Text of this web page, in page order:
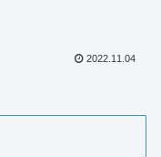
2022.11.04